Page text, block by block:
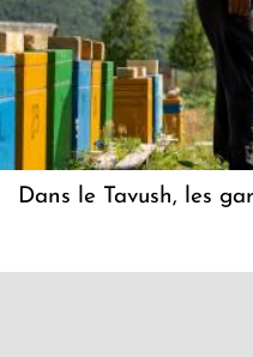
Dans le Tavush, les